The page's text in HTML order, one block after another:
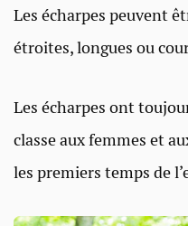
Les écharpes peuvent
étroites, longues ou
Les écharpes ont
classe aux femmes et
les premiers temps de